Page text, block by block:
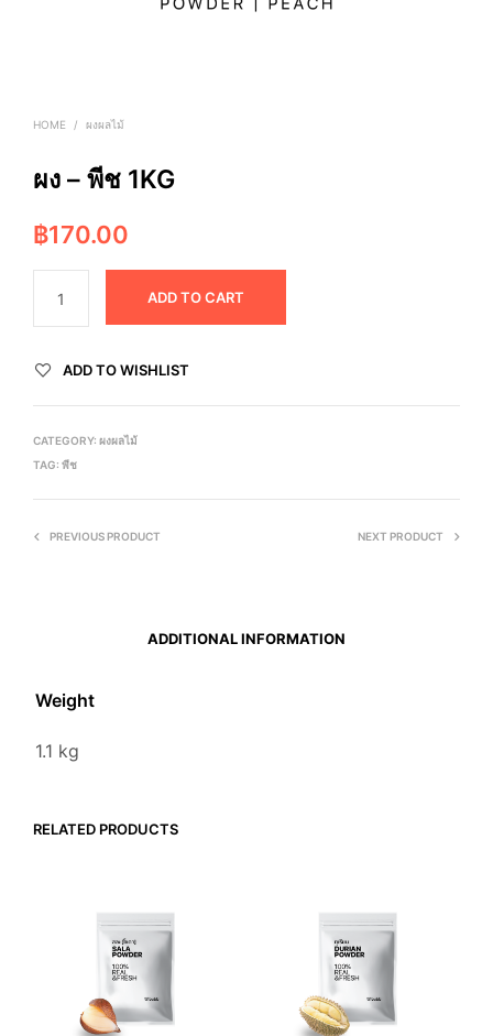
HOME / ผงผลไม้
ผง – พีช 1KG
฿170.00
ADD TO CART
ADD TO WISHLIST
CATEGORY: ผงผลไม้
TAG: พีช
PREVIOUS PRODUCT NEXT PRODUCT
ADDITIONAL INFORMATION
Weight
1.1 kg
RELATED PRODUCTS